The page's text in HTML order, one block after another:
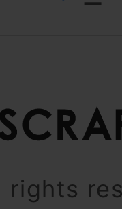
rights